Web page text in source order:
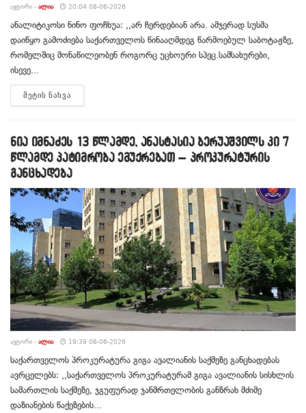
ᲐᲕᲢᲝᲠᲘ - ᲐᲚᲘᲐ 20:04 08-06-2026
ანალიტიკოსი ნინო ფოჩხუა: ,,არ ჩერდებიან არა. ამჯერად სუსმა
დაიწყო გამოძიება საქართველოს წინააღმდეგ წარმოებულ საბოტაჟზე,
რომელშიც მონაწილეობენ როგორც უცხოური სპეც.სამსახურები,
ისევე...
ᲛᲔᲢᲘᲡ ᲜᲐᲮᲕᲐ
ნია იმნაძეს 13 წლამდე, ანასტასია ბერუაშვილს კი 7
წლამდე პატიმრობა ემუქრებათ – პროკურატურის
განცხადება
ᲐᲕᲢᲝᲠᲘ - ᲐᲚᲘᲐ 19:39 08-06-2026
საქართველოს პროკურატურა გიგა ავალიანის საქმეზე განცხადებას
ავრცელებს: ,,საქართველოს პროკურატურამ გიგა ავალიანის სისხლის
სამართლის საქმეზე, ჯგუფურად ჯანმრთელობის განზრახ მძიმე
დაზიანების წაქეზების...